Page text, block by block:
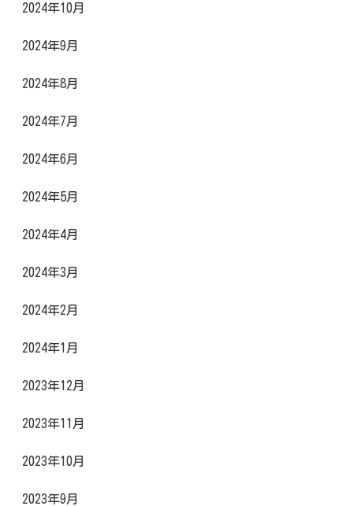
2024年10月
2024年9月
2024年8月
2024年7月
2024年6月
2024年5月
2024年4月
2024年3月
2024年2月
2024年1月
2023年12月
2023年11月
2023年10月
2023年9月